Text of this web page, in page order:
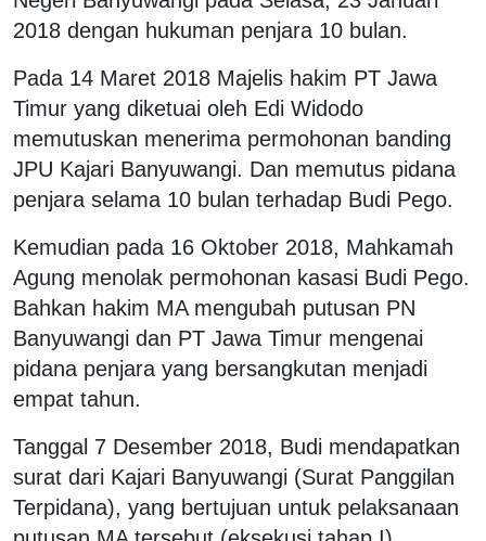
2018 dengan hukuman penjara 10 bulan.
Pada 14 Maret 2018 Majelis hakim PT Jawa
Timur yang diketuai oleh Edi Widodo
memutuskan menerima permohonan banding
JPU Kajari Banyuwangi. Dan memutus pidana
penjara selama 10 bulan terhadap Budi Pego.
Kemudian pada 16 Oktober 2018, Mahkamah
Agung menolak permohonan kasasi Budi Pego.
Bahkan hakim MA mengubah putusan PN
Banyuwangi dan PT Jawa Timur mengenai
pidana penjara yang bersangkutan menjadi
empat tahun.
Tanggal 7 Desember 2018, Budi mendapatkan
surat dari Kajari Banyuwangi (Surat Panggilan
Terpidana), yang bertujuan untuk pelaksanaan